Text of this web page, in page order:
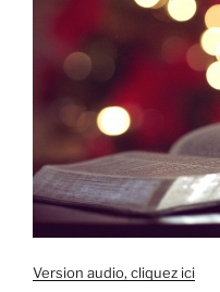
Version audio, cliquez ici